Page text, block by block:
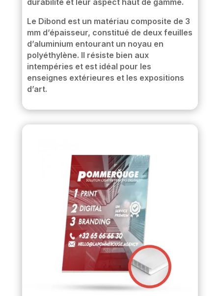
durabilité et leur aspect haut de gamme.
Le Dibond est un matériau composite de 3
mm d’épaisseur, constitué de deux feuilles
d’aluminium entourant un noyau en
polyéthylène. Il résiste bien aux
intempéries et est idéal pour les
enseignes extérieures et les expositions
d’art.